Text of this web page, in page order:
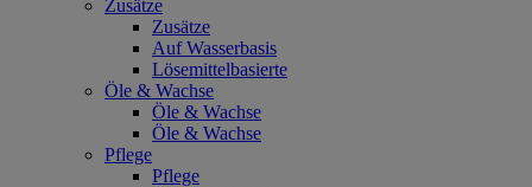
Zusätze
Zusätze
Auf Wasserbasis
Lösemittelbasierte
Öle & Wachse
Öle & Wachse
Öle & Wachse
Pflege
Pflege